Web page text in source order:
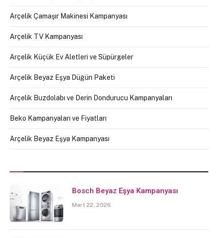
Arçelik Çamaşır Makinesi Kampanyası
Arçelik TV Kampanyası
Arçelik Küçük Ev Aletleri ve Süpürgeler
Arçelik Beyaz Eşya Düğün Paketi
Arçelik Buzdolabı ve Derin Dondurucu Kampanyaları
Beko Kampanyaları ve Fiyatları
Arçelik Beyaz Eşya Kampanyası
Bosch Beyaz Eşya Kampanyası
Mart 22, 2026